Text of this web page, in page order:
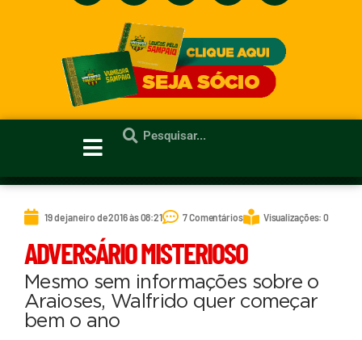
19 de janeiro de 2016 às 08:21 7 Comentários Visualizações: 0
ADVERSÁRIO MISTERIOSO
Mesmo sem informações sobre o
Araioses, Walfrido quer começar
bem o ano